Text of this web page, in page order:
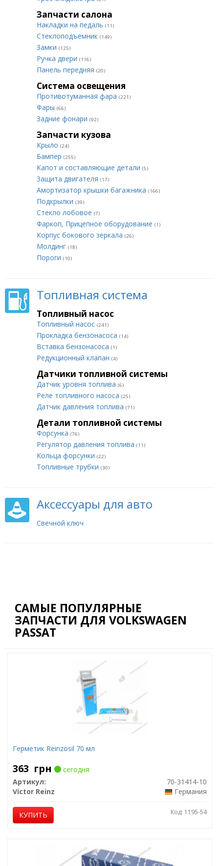
Запчасти салона
Накладки на педаль (11)
Стеклоподъемник (149)
Замки (125)
Ручка двери (116)
Панель передняя (20)
Система освещения
Противотуманная фара (221)
Фары (66)
Задние фонари (92)
Запчасти кузова
Крыло (24)
Бампер (255)
Капот и составляющие детали (5)
Защита двигателя (17)
Амортизатор крышки багажника (166)
Подкрылки (39)
Стекло лобовое (7)
Фаркоп, Прицепное оборудование (1)
Корпус бокового зеркала (26)
Молдинг (18)
Пороги (10)
Топливная система
Топливный насос
Топливный насос (241)
Прокладка бензонасоса (14)
Вставка бензонасоса (1)
Редукционный клапан (4)
Датчики топливной системы
Датчик уровня топлива (6)
Реле топливного насоса (25)
Датчик давления топлива (71)
Детали топливной системы
Форсунка (76)
Регулятор давления топлива (11)
Кольца форсунки (22)
Топливные трубки (30)
Аксессуары для авто
Свечной ключ
САМЫЕ ПОПУЛЯРНЫЕ
ЗАПЧАСТИ ДЛЯ VOLKSWAGEN
PASSAT
Герметик Reinzosil 70 мл
363 грн
сегодня
Артикул:
70-31414-10
Victor Reinz
Германия
КУПИТЬ Код: 1195-54